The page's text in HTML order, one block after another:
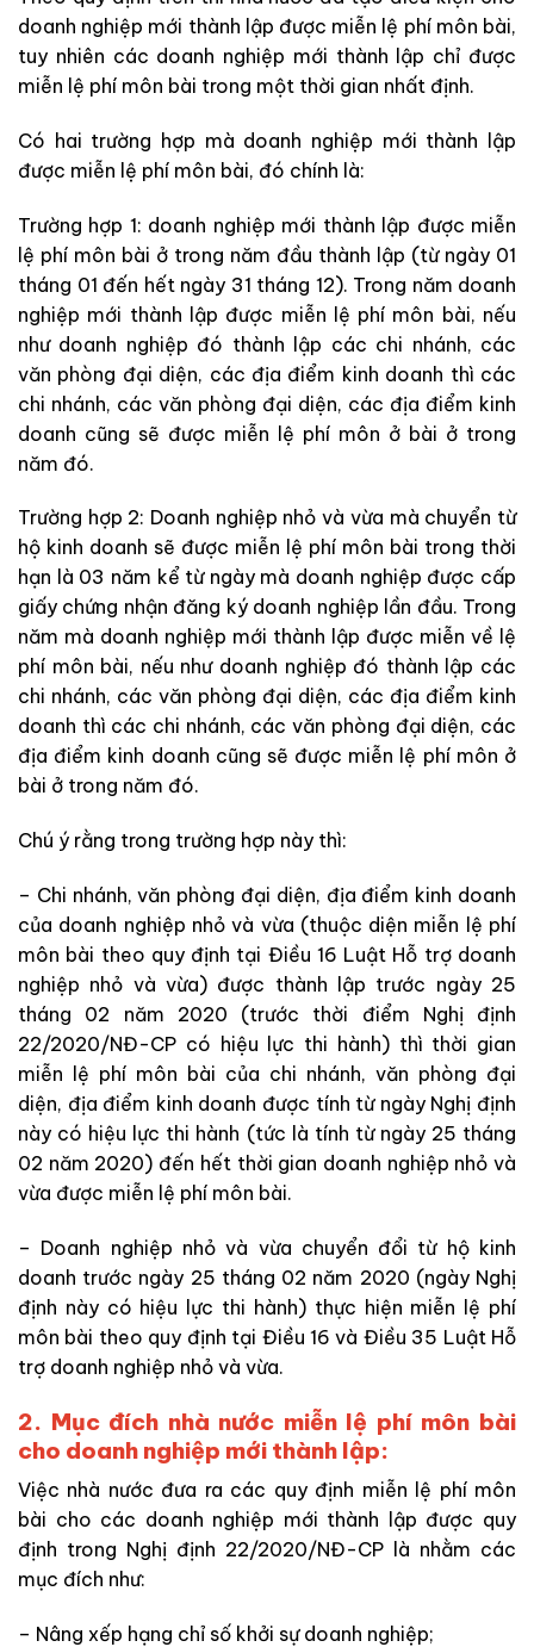
doanh nghiệp mới thành lập được miễn lệ phí môn bài,
tuy nhiên các doanh nghiệp mới thành lập chỉ được
miễn lệ phí môn bài trong một thời gian nhất định.
Có hai trường hợp mà doanh nghiệp mới thành lập
được miễn lệ phí môn bài, đó chính là:
Trường hợp 1: doanh nghiệp mới thành lập được miễn
lệ phí môn bài ở trong năm đầu thành lập (từ ngày 01
tháng 01 đến hết ngày 31 tháng 12). Trong năm doanh
nghiệp mới thành lập được miễn lệ phí môn bài, nếu
như doanh nghiệp đó thành lập các chi nhánh, các
văn phòng đại diện, các địa điểm kinh doanh thì các
chi nhánh, các văn phòng đại diện, các địa điểm kinh
doanh cũng sẽ được miễn lệ phí môn ở bài ở trong
năm đó.
Trường hợp 2: Doanh nghiệp nhỏ và vừa mà chuyển từ
hộ kinh doanh sẽ được miễn lệ phí môn bài trong thời
hạn là 03 năm kể từ ngày mà doanh nghiệp được cấp
giấy chứng nhận đăng ký doanh nghiệp lần đầu. Trong
năm mà doanh nghiệp mới thành lập được miễn về lệ
phí môn bài, nếu như doanh nghiệp đó thành lập các
chi nhánh, các văn phòng đại diện, các địa điểm kinh
doanh thì các chi nhánh, các văn phòng đại diện, các
địa điểm kinh doanh cũng sẽ được miễn lệ phí môn ở
bài ở trong năm đó.
Chú ý rằng trong trường hợp này thì:
– Chi nhánh, văn phòng đại diện, địa điểm kinh doanh
của doanh nghiệp nhỏ và vừa (thuộc diện miễn lệ phí
môn bài theo quy định tại Điều 16 Luật Hỗ trợ doanh
nghiệp nhỏ và vừa) được thành lập trước ngày 25
tháng 02 năm 2020 (trước thời điểm Nghị định
22/2020/NĐ-CP có hiệu lực thi hành) thì thời gian
miễn lệ phí môn bài của chi nhánh, văn phòng đại
diện, địa điểm kinh doanh được tính từ ngày Nghị định
này có hiệu lực thi hành (tức là tính từ ngày 25 tháng
02 năm 2020) đến hết thời gian doanh nghiệp nhỏ và
vừa được miễn lệ phí môn bài.
– Doanh nghiệp nhỏ và vừa chuyển đổi từ hộ kinh
doanh trước ngày 25 tháng 02 năm 2020 (ngày Nghị
định này có hiệu lực thi hành) thực hiện miễn lệ phí
môn bài theo quy định tại Điều 16 và Điều 35 Luật Hỗ
trợ doanh nghiệp nhỏ và vừa.
2. Mục đích nhà nước miễn lệ phí môn bài
cho doanh nghiệp mới thành lập:
Việc nhà nước đưa ra các quy định miễn lệ phí môn
bài cho các doanh nghiệp mới thành lập được quy
định trong Nghị định 22/2020/NĐ-CP là nhằm các
mục đích như:
– Nâng xếp hạng chỉ số khởi sự doanh nghiệp;